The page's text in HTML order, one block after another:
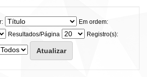
Em ordem:
Resultados/Página
Registro(s):